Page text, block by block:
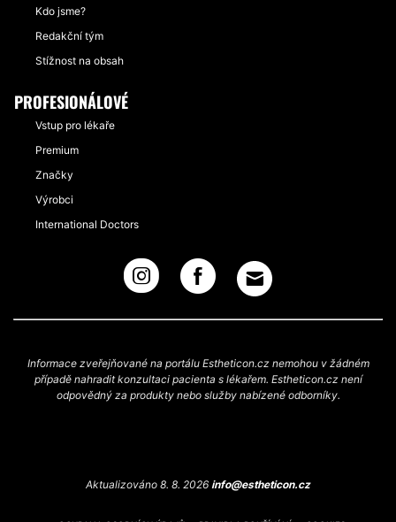
Kdo jsme?
Redakční tým
Stížnost na obsah
PROFESIONÁLOVÉ
Vstup pro lékaře
Premium
Značky
Výrobci
International Doctors
Informace zveřejňované na portálu Estheticon.cz nemohou v žádném
případě nahradit konzultaci pacienta s lékařem. Estheticon.cz není
odpovědný za produkty nebo služby nabízené odborníky.
Aktualizováno 8. 8. 2026 info@estheticon.cz